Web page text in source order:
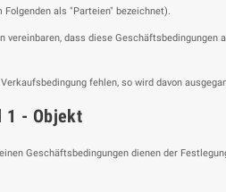
Folgenden als "Parteien" bezeichnet).
vereinbaren, dass diese
fehlen, so wird davon
1 - Objekt
Geschäftsbedingungen dienen der